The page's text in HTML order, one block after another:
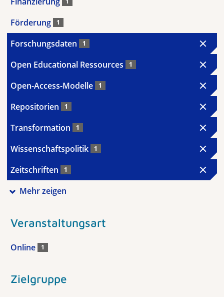
Förderung 1
Forschungsdaten 1
Open Educational Ressources 1
Open-Access-Modelle 1
Repositorien 1
Transformation 1
Wissenschaftspolitik 1
Zeitschriften 1
Mehr zeigen
Veranstaltungsart
Online 1
Zielgruppe